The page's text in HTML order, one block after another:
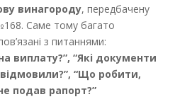
винагороду, передбачену
Саме тому багато
з питаннями:
виплату?”, “Які документи
відмовили?”, “Що робити,
подав рапорт?”